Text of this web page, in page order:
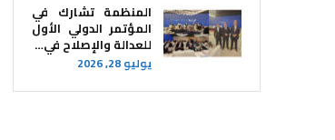
المنظمة تشارك في
المؤتمر الدولي الأول
للعدالة والإصلاح في…
يوليو 28, 2026